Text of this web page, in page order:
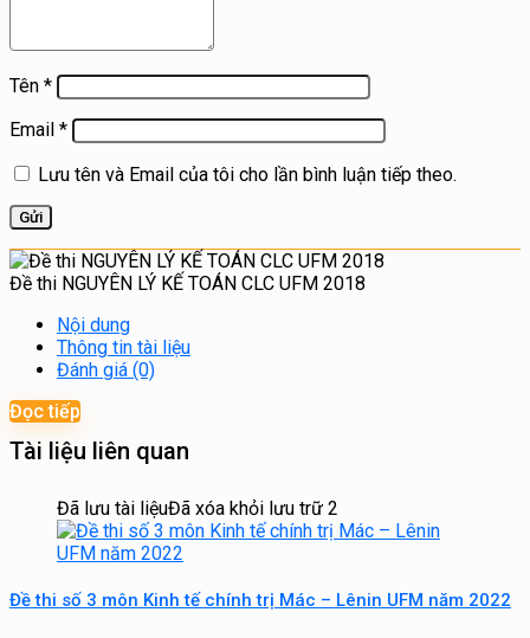
Tên *
Email *
Lưu tên và Email của tôi cho lần bình luận tiếp theo.
Đề thi NGUYÊN LÝ KẾ TOÁN CLC UFM 2018
Nội dung
Thông tin tài liệu
Đánh giá (0)
Đọc tiếp
Tài liệu liên quan
Đã lưu tài liệuĐã xóa khỏi lưu trữ 2
Đề thi số 3 môn Kinh tế chính trị Mác – Lênin UFM năm 2022